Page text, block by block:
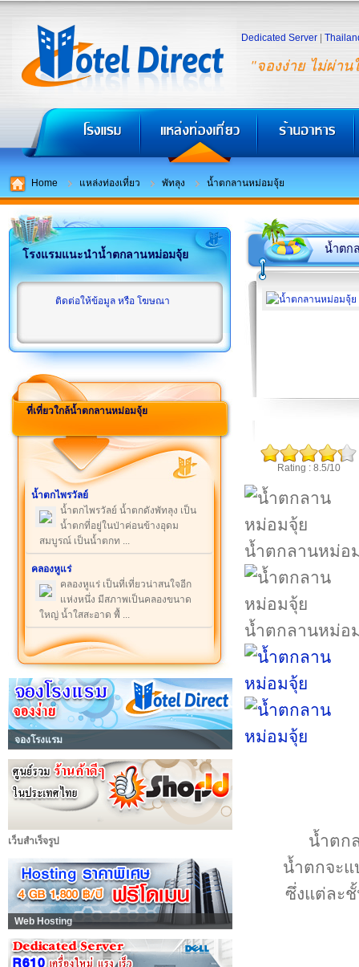
"จองง่าย ไม่ผ่าน
Dedicated Server
Home แหล่งท่องเที่ยว พัทลุง น้ำตกลานหม่อมจุ้ย
โรงแรมแนะนำน้ำตกลานหม่อมจุ้ย
ติดต่อให้ข้อมูล หรือ โฆษณา
ที่เที่ยวใกล้น้ำตกลานหม่อมจุ้ย
น้ำตกไพรวัลย์
น้ำตกไพรวัลย์ น้ำตกดังพัทลุง เป็น
น้ำตกที่อยู่ในป่าค่อนข้างอุดม
สมบูรณ์ เป็นน้ำตกท ...
คลองหูแร่
คลองหูแร่ เป็นที่เที่ยวน่าสนใจอีก
แห่งหนึ่ง มีสภาพเป็นคลองขนาด
ใหญ่ น้ำใสสะอาด พื้ ...
จองโรงแรม
เว็บสำเร็จรูป
Web Hosting
น้ำตก
Rating : 8.5/10
น้ำตกลานหม่อ
น้ำตกลานหม่อ
น้ำตก
น้ำตกจะแ
ซึ่งแต่ละ